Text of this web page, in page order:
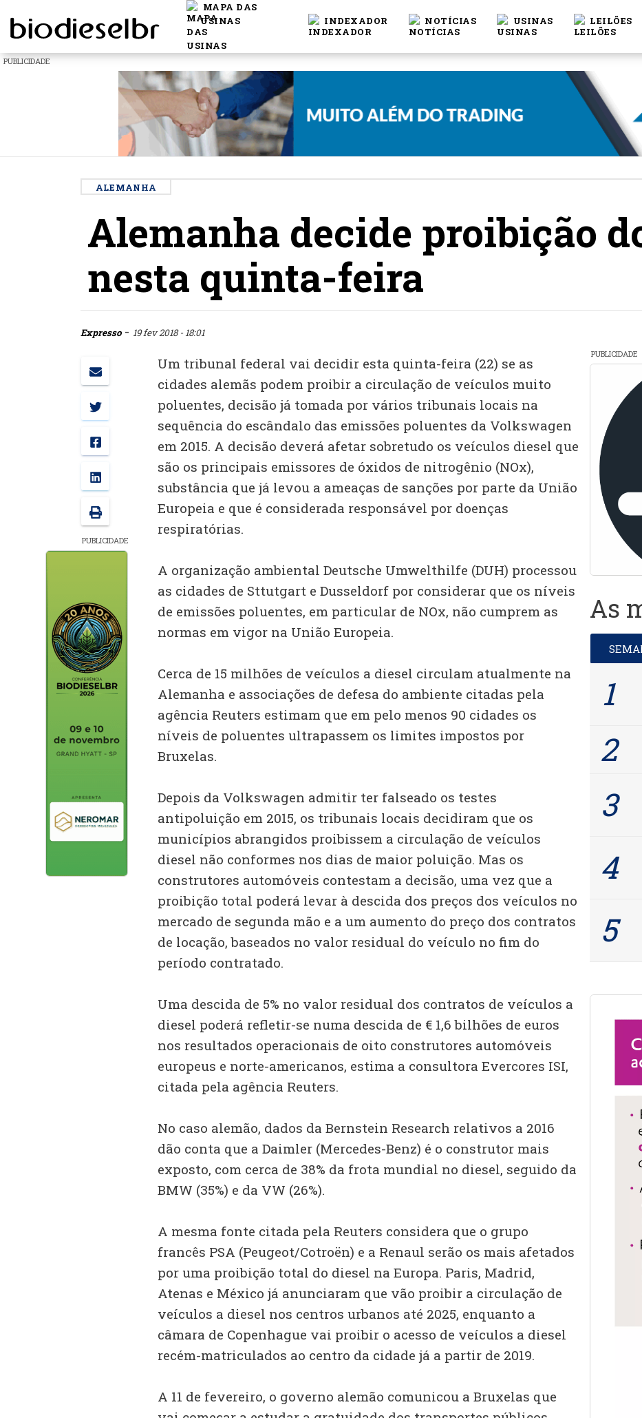
MAPA DAS
USINAS
INDEXADOR NOTÍCIAS USINAS LEILÕES
PUBLICIDADE
ALEMANHA
Alemanha decide proibição
nesta quinta-feira
Expresso- 19 fev 2018 - 18:01
PUBLICIDADE
Um tribunal federal vai decidir esta quinta-feira (22) se as
cidades alemãs podem proibir a circulação de veículos muito
poluentes, decisão já tomada por vários tribunais locais na
sequência do escândalo das emissões poluentes da Volkswagen
em 2015. A decisão deverá afetar sobretudo os veículos diesel que
são os principais emissores de óxidos de nitrogênio (NOx),
substância que já levou a ameaças de sanções por parte da União
Europeia e que é considerada responsável por doenças
respiratórias.
A organização ambiental Deutsche Umwelthilfe (DUH) processou
as cidades de Sttutgart e Dusseldorf por considerar que os níveis
de emissões poluentes, em particular de NOx, não cumprem as
normas em vigor na União Europeia.
Cerca de 15 milhões de veículos a diesel circulam atualmente na
Alemanha e associações de defesa do ambiente citadas pela
agência Reuters estimam que em pelo menos 90 cidades os
níveis de poluentes ultrapassem os limites impostos por
Bruxelas.
Depois da Volkswagen admitir ter falseado os testes
antipoluição em 2015, os tribunais locais decidiram que os
municípios abrangidos proibissem a circulação de veículos
diesel não conformes nos dias de maior poluição. Mas os
construtores automóveis contestam a decisão, uma vez que a
proibição total poderá levar à descida dos preços dos veículos no
mercado de segunda mão e a um aumento do preço dos contratos
de locação, baseados no valor residual do veículo no fim do
período contratado.
Uma descida de 5% no valor residual dos contratos de veículos a
diesel poderá refletir-se numa descida de € 1,6 bilhões de euros
nos resultados operacionais de oito construtores automóveis
europeus e norte-americanos, estima a consultora Evercores ISI,
citada pela agência Reuters.
No caso alemão, dados da Bernstein Research relativos a 2016
dão conta que a Daimler (Mercedes-Benz) é o construtor mais
exposto, com cerca de 38% da frota mundial no diesel, seguido da
BMW (35%) e da VW (26%).
A mesma fonte citada pela Reuters considera que o grupo
francês PSA (Peugeot/Cotroën) e a Renaul serão os mais afetados
por uma proibição total do diesel na Europa. Paris, Madrid,
Atenas e México já anunciaram que vão proibir a circulação de
veículos a diesel nos centros urbanos até 2025, enquanto a
câmara de Copenhague vai proibir o acesso de veículos a diesel
recém-matriculados ao centro da cidade já a partir de 2019.
A 11 de fevereiro, o governo alemão comunicou a Bruxelas que
PUBLICIDADE
As